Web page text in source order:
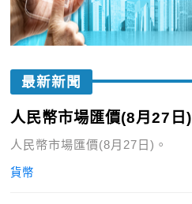
最新新聞
人民幣市場匯價(8月27日)
人民幣市場匯價(8月27日)。
貨幣